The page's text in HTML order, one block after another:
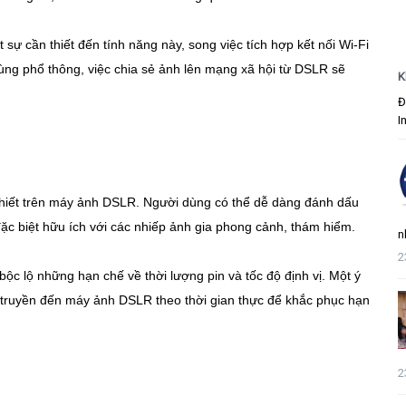
cần thiết đến tính năng này, song việc tích hợp kết nối Wi-Fi
phổ thông, việc chia sẻ ảnh lên mạng xã hội từ DSLR sẽ
trên máy ảnh DSLR. Người dùng có thể dễ dàng đánh dấu
biệt hữu ích với các nhiếp ảnh gia phong cảnh, thám hiểm.
lộ những hạn chế về thời lượng pin và tốc độ định vị. Một ý
đến máy ảnh DSLR theo thời gian thực để khắc phục hạn